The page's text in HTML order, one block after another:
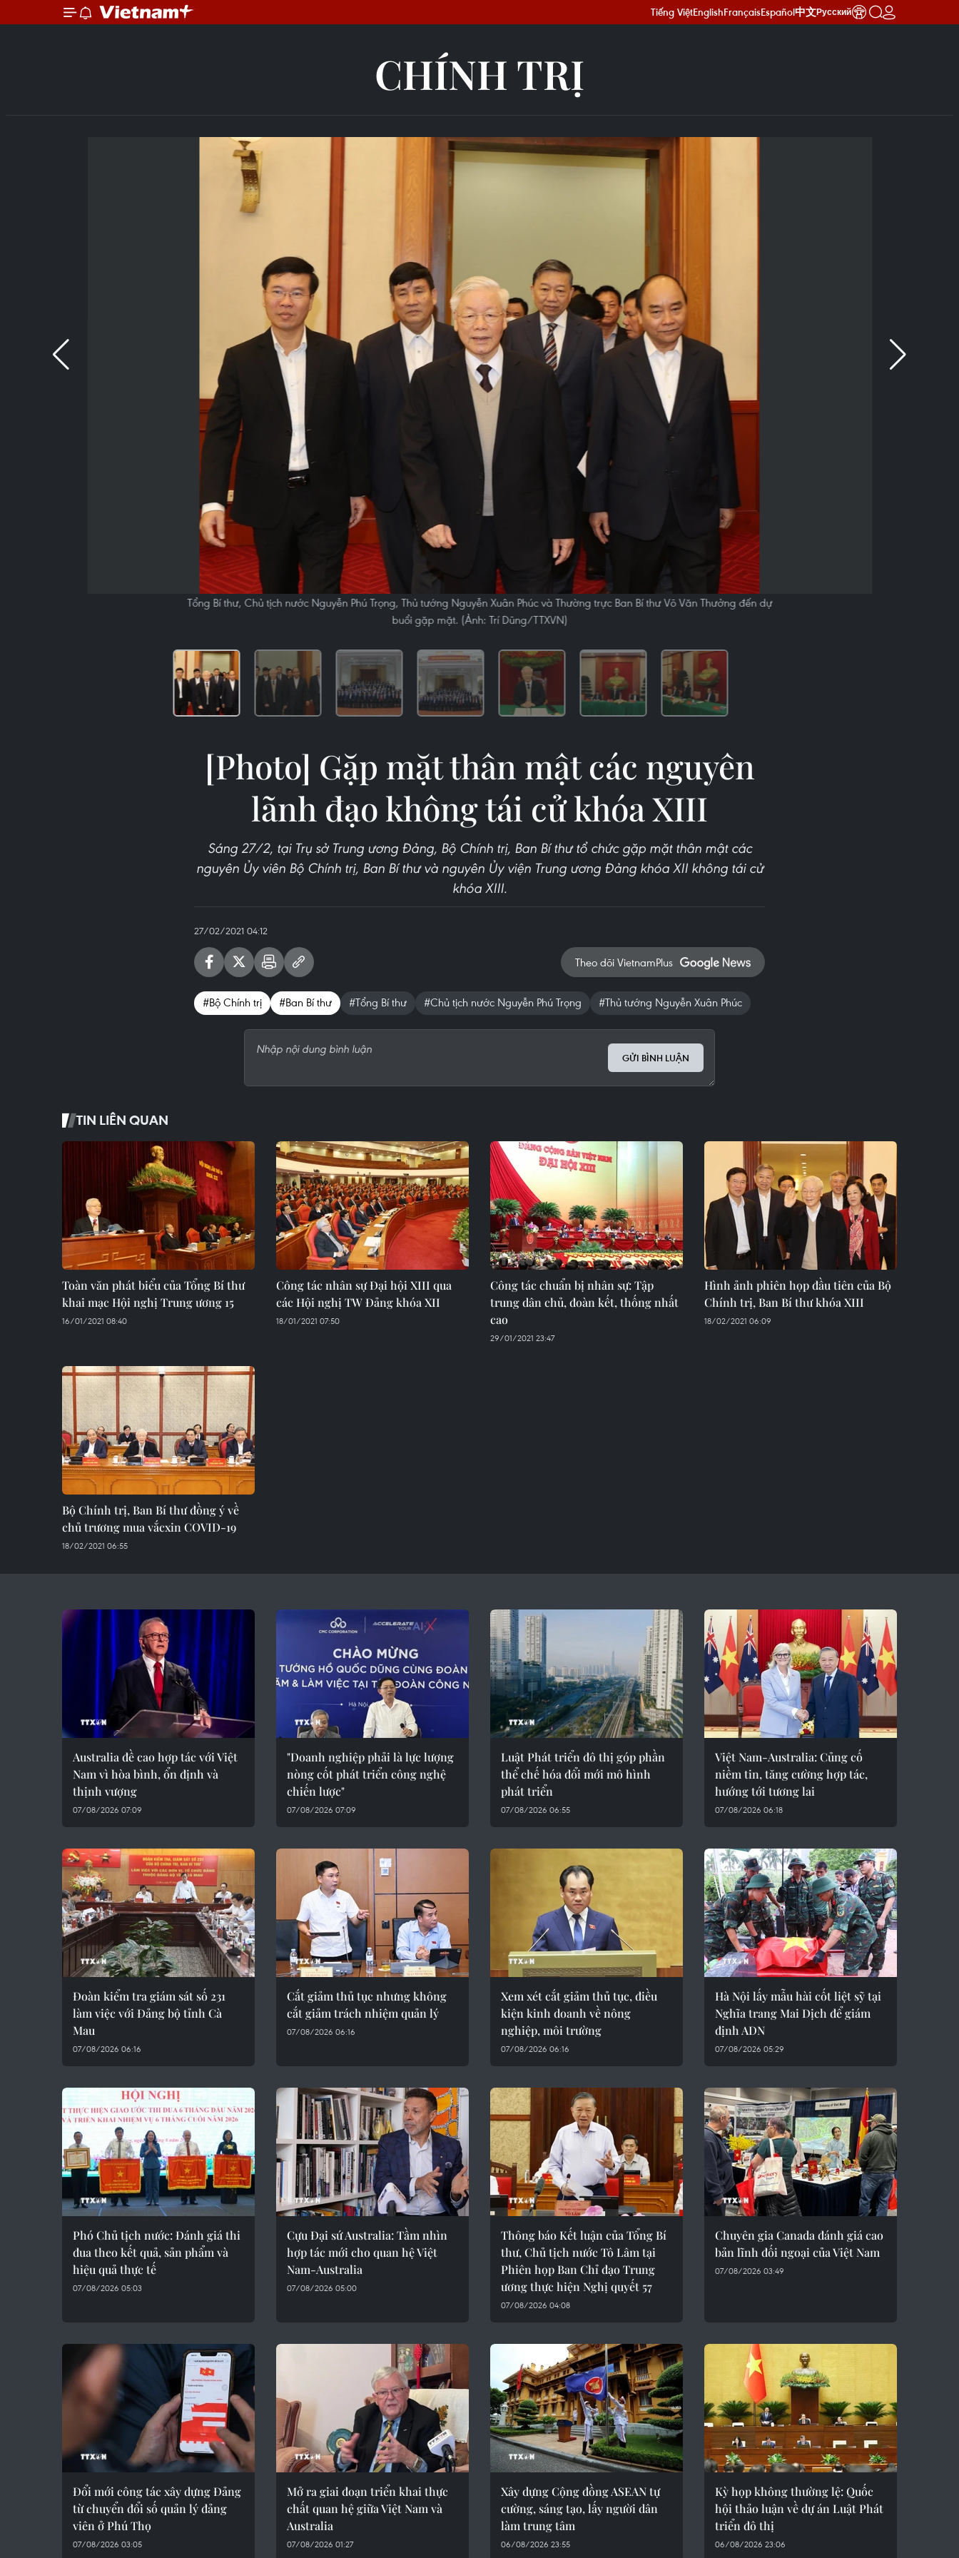
Tiếng ViệtEnglishFrançaisEspañol中文Русский
CHÍNH TRỊ
Tổng Bí thư, Chủ tịch nước Nguyễn Phú Trọng, Thủ tướng Nguyễn Xuân Phúc và Thường trực Ban Bí thư Võ Văn Thưởng đến dự
buổi gặp mặt. (Ảnh: Trí Dũng/TTXVN)
[Photo] Gặp mặt thân mật các nguyên
lãnh đạo không tái cử khóa XIII
Sáng 27/2, tại Trụ sở Trung ương Đảng, Bộ Chính trị, Ban Bí thư tổ chức gặp mặt thân mật các
nguyên Ủy viên Bộ Chính trị, Ban Bí thư và nguyên Ủy viện Trung ương Đảng khóa XII không tái cử
khóa XIII.
27/02/2021 04:12
Theo dõi VietnamPlus
#Bộ Chính trị #Ban Bí thư #Tổng Bí thư #Chủ tịch nước Nguyễn Phú Trọng #Thủ tướng Nguyễn Xuân Phúc
GỬI BÌNH LUẬN
TIN LIÊN QUAN
Toàn văn phát biểu của Tổng Bí thư
khai mạc Hội nghị Trung ương 15
16/01/2021 08:40
Công tác nhân sự Đại hội XIII qua
các Hội nghị TW Đảng khóa XII
18/01/2021 07:50
Công tác chuẩn bị nhân sự: Tập
trung dân chủ, đoàn kết, thống nhất
cao
29/01/2021 23:47
Hình ảnh phiên họp đầu tiên của Bộ
Chính trị, Ban Bí thư khóa XIII
18/02/2021 06:09
Bộ Chính trị, Ban Bí thư đồng ý về
chủ trương mua vắcxin COVID-19
18/02/2021 06:55
Australia đề cao hợp tác với Việt
Nam vì hòa bình, ổn định và
thịnh vượng
07/08/2026 07:09
"Doanh nghiệp phải là lực lượng
nòng cốt phát triển công nghệ
chiến lược"
07/08/2026 07:09
Luật Phát triển đô thị góp phần
thể chế hóa đổi mới mô hình
phát triển
07/08/2026 06:55
Việt Nam-Australia: Củng cố
niềm tin, tăng cường hợp tác,
hướng tới tương lai
07/08/2026 06:18
Đoàn kiểm tra giám sát số 231
làm việc với Đảng bộ tỉnh Cà
Mau
07/08/2026 06:16
Cắt giảm thủ tục nhưng không
cắt giảm trách nhiệm quản lý
07/08/2026 06:16
Xem xét cắt giảm thủ tục, điều
kiện kinh doanh về nông
nghiệp, môi trường
07/08/2026 06:16
Hà Nội lấy mẫu hài cốt liệt sỹ tại
Nghĩa trang Mai Dịch để giám
định ADN
07/08/2026 05:29
Phó Chủ tịch nước: Đánh giá thi
đua theo kết quả, sản phẩm và
hiệu quả thực tế
07/08/2026 05:03
Cựu Đại sứ Australia: Tầm nhìn
hợp tác mới cho quan hệ Việt
Nam-Australia
07/08/2026 05:00
Thông báo Kết luận của Tổng Bí
thư, Chủ tịch nước Tô Lâm tại
Phiên họp Ban Chỉ đạo Trung
ương thực hiện Nghị quyết 57
07/08/2026 04:08
Chuyên gia Canada đánh giá cao
bản lĩnh đối ngoại của Việt Nam
07/08/2026 03:49
Đổi mới công tác xây dựng Đảng
từ chuyển đổi số quản lý đảng
viên ở Phú Thọ
07/08/2026 03:05
Mở ra giai đoạn triển khai thực
chất quan hệ giữa Việt Nam và
Australia
07/08/2026 01:27
Xây dựng Cộng đồng ASEAN tự
cường, sáng tạo, lấy người dân
làm trung tâm
06/08/2026 23:55
Kỳ họp không thường lệ: Quốc
hội thảo luận về dự án Luật Phát
triển đô thị
06/08/2026 23:06